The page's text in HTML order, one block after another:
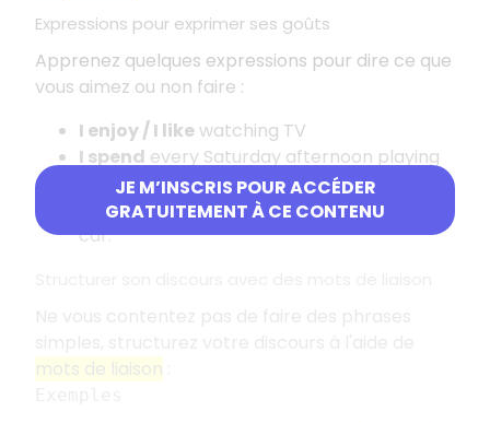
JE M’INSCRIS POUR ACCÉDER
GRATUITEMENT À CE CONTENU
Expressions pour exprimer ses goûts
Apprenez quelques expressions pour dire ce que
vous aimez ou non faire :
I enjoy / I likewatching TV
I spend every Saturday afternoon playing
football.
I can't stand / I hatewashing my parents'
car.
mots de liaison